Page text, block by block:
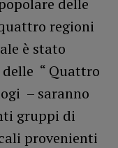
regioni
è stato
“ Quattro
– saranno
gruppi di
provenienti